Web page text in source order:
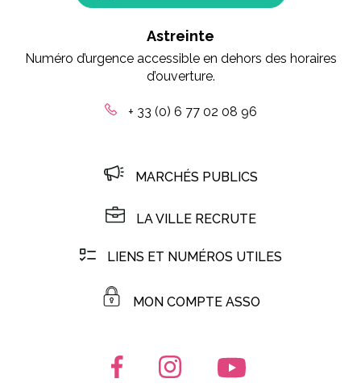
Astreinte
Numéro d’urgence accessible en dehors des horaires
d’ouverture.
+ 33 (0) 6 77 02 08 96
MARCHÉS PUBLICS
LA VILLE RECRUTE
LIENS ET NUMÉROS UTILES
MON COMPTE ASSO
Lien vers le compte Facebook
Lien vers le compte
Lien vers la chaîne